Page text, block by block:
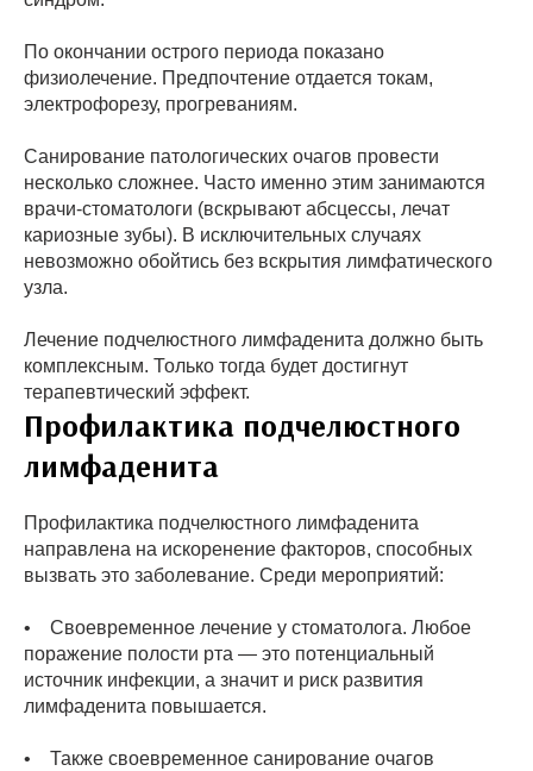
По окончании острого периода показано
физиолечение. Предпочтение отдается токам,
электрофорезу, прогреваниям.
Санирование патологических очагов провести
несколько сложнее. Часто именно этим занимаются
врачи-стоматологи (вскрывают абсцессы, лечат
кариозные зубы). В исключительных случаях
невозможно обойтись без вскрытия лимфатического
узла.
Лечение подчелюстного лимфаденита должно быть
комплексным. Только тогда будет достигнут
терапевтический эффект.
Профилактика подчелюстного
лимфаденита
Профилактика подчелюстного лимфаденита
направлена на искоренение факторов, способных
вызвать это заболевание. Среди мероприятий:
• Своевременное лечение у стоматолога. Любое
поражение полости рта — это потенциальный
источник инфекции, а значит и риск развития
лимфаденита повышается.
• Также своевременное санирование очагов